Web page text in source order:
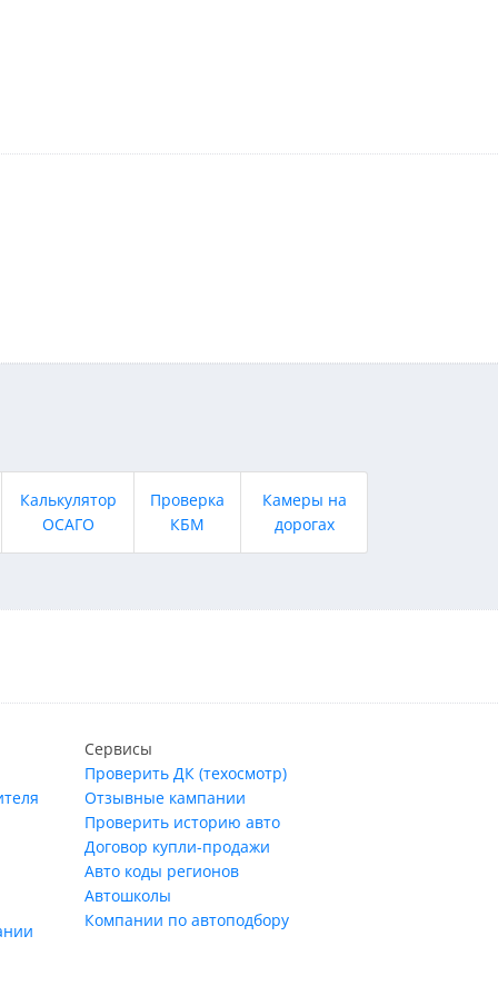
Калькулятор
ОСАГО
Проверка
КБМ
Камеры на
дорогах
Сервисы
Проверить ДК (техосмотр)
Отзывные кампании
Проверить историю авто
Договор купли-продажи
Авто коды регионов
Автошколы
Компании по автоподбору